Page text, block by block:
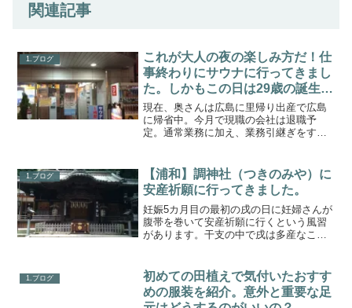
関連記事
1.ブログ
これが大人の夜の楽しみ方だ！仕
事終わりにサウナに行ってきまし
た。しかもこの日は29歳の誕生
日。
現在、奥さんは広島に里帰り出産で広島
に帰省中。今月で現職の会社は退職予
定。通常業務に加え、業務引継ぎをすす
も21時ぐらいまでオフィスで仕事。ちな
みに誕生日です。仕事帰り...
1.ブログ
【浦和】調神社（つきのみや）に
安産祈願に行ってきました。
妊娠5カ月目の最初の戌の日に妊婦さんが
腹帯を巻いて安産祈願に行くという風習
があります。干支の中で戌は多産なこと
レンダー」とネットで検索すると調べら
れます。犬印本舗（戌の...
1.ブログ
初めての田植えで気付いたおすす
めの服装を紹介。意外と重要な足